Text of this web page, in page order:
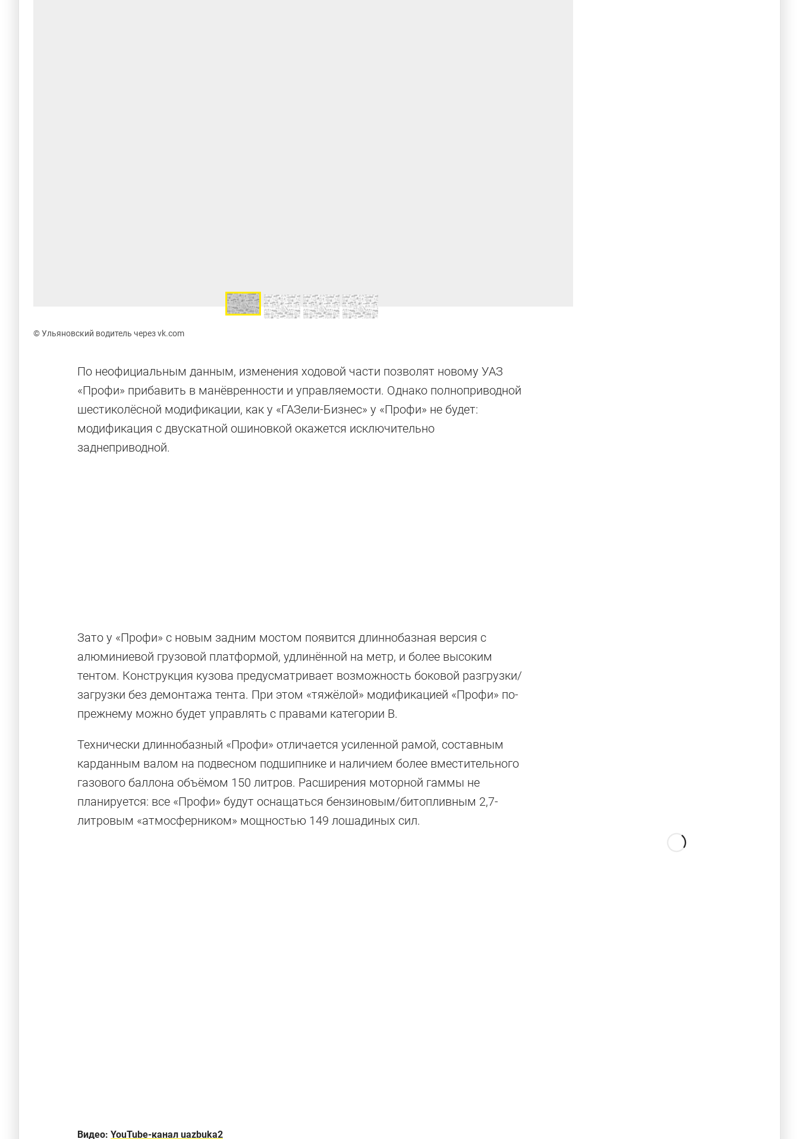
© Ульяновский водитель через vk.com
По неофициальным данным, изменения ходовой части позволят новому УАЗ
«Профи» прибавить в манёвренности и управляемости. Однако полноприводной
шестиколёсной модификации, как у «ГАЗели-Бизнес» у «Профи» не будет:
модификация с двускатной ошиновкой окажется исключительно
заднеприводной.
Зато у «Профи» с новым задним мостом появится длиннобазная версия с
алюминиевой грузовой платформой, удлинённой на метр, и более высоким
тентом. Конструкция кузова предусматривает возможность боковой разгрузки/
загрузки без демонтажа тента. При этом «тяжёлой» модификацией «Профи» по-
прежнему можно будет управлять с правами категории B.
Технически длиннобазный «Профи» отличается усиленной рамой, составным
карданным валом на подвесном подшипнике и наличием более вместительного
газового баллона объёмом 150 литров. Расширения моторной гаммы не
планируется: все «Профи» будут оснащаться бензиновым/битопливным 2,7-
литровым «атмосферником» мощностью 149 лошадиных сил.
Видео: YouTube-канал uazbuka2